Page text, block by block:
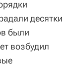
десятки
были
возбудил